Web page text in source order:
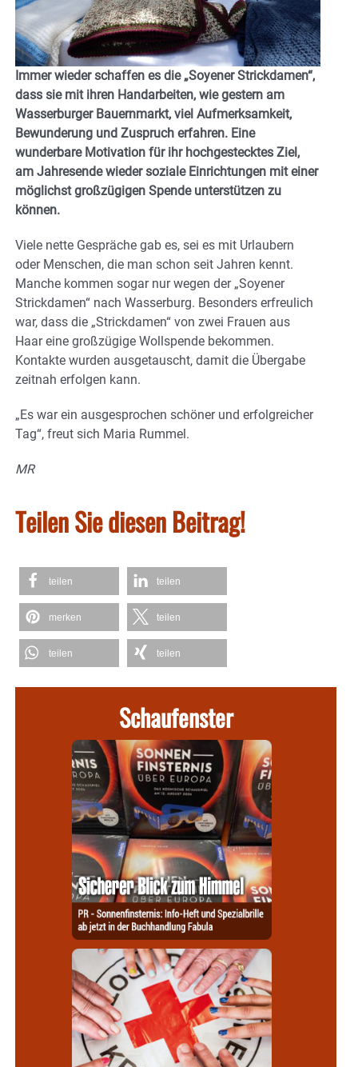
Immer wieder schaffen es die „Soyener Strickdamen“,
dass sie mit ihren Handarbeiten, wie gestern am
Wasserburger Bauernmarkt, viel Aufmerksamkeit,
Bewunderung und Zuspruch erfahren. Eine
wunderbare Motivation für ihr hochgestecktes Ziel,
am Jahresende wieder soziale Einrichtungen mit einer
möglichst großzügigen Spende unterstützen zu
können.
Viele nette Gespräche gab es, sei es mit Urlaubern
oder Menschen, die man schon seit Jahren kennt.
Manche kommen sogar nur wegen der „Soyener
Strickdamen“ nach Wasserburg. Besonders erfreulich
war, dass die „Strickdamen“ von zwei Frauen aus
Haar eine großzügige Wollspende bekommen.
Kontakte wurden ausgetauscht, damit die Übergabe
zeitnah erfolgen kann.
„Es war ein ausgesprochen schöner und erfolgreicher
Tag“, freut sich Maria Rummel.
MR
Teilen Sie diesen Beitrag!
teilen teilen
merken teilen
teilen teilen
Schaufenster